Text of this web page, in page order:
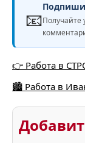
📧Получайте
👉 Работа в
🏙️ Работа в